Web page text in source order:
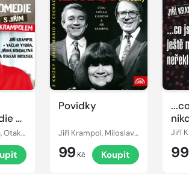
s
Vojtěch Steklač, Otakar Brousek, Jiřina Bohdalová, Václav Vydra, Jiří Krampol
Povídky
Jiří Krampol, Miloslav Šimek
99 Kč Koupit
Přehrát
ukázku
99